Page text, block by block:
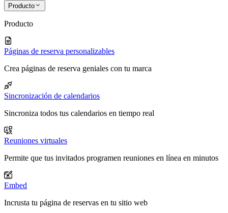
Producto
Producto
Páginas de reserva personalizables
Crea páginas de reserva geniales con tu marca
Sincronización de calendarios
Sincroniza todos tus calendarios en tiempo real
Reuniones virtuales
Permite que tus invitados programen reuniones en línea en minutos
Embed
Incrusta tu página de reservas en tu sitio web